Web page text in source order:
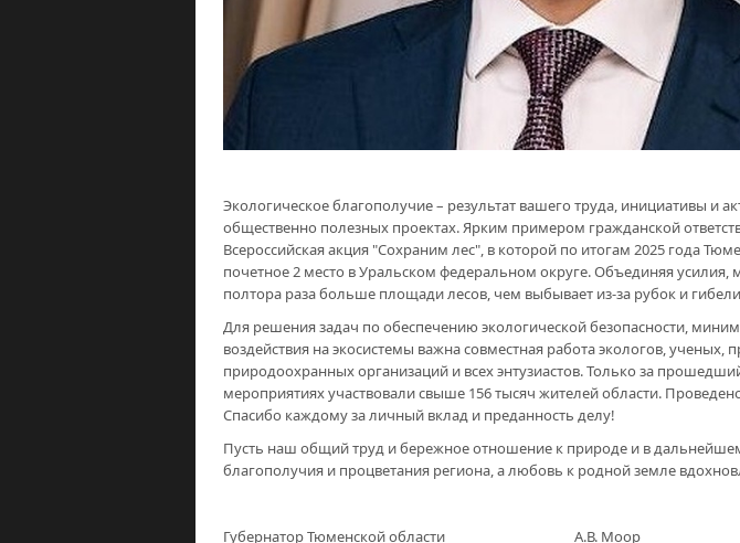
Экологическое благополучие – результат вашего труда, инициативы и
общественно полезных проектах. Ярким примером гражданской
Всероссийская акция "Сохраним лес", в которой по итогам 2025 года
почетное 2 место в Уральском федеральном округе. Объединяя усилия,
полтора раза больше площади лесов, чем выбывает из-за рубок и
Для решения задач по обеспечению экологической безопасности,
воздействия на экосистемы важна совместная работа экологов, ученых,
природоохранных организаций и всех энтузиастов. Только за
мероприятиях участвовали свыше 156 тысяч жителей области.
Спасибо каждому за личный вклад и преданность делу!
Пусть наш общий труд и бережное отношение к природе и в
благополучия и процветания региона, а любовь к родной земле
Губернатор Тюменской области А.В. Моор